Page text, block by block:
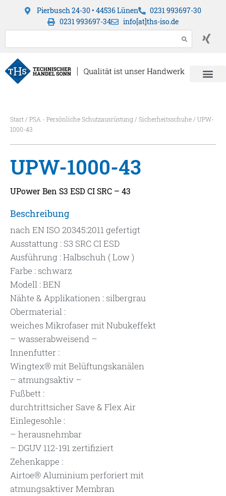
Pierbusch 24-30 • 44536 Lünen
0231 993697-30
0231 993697-34
info[at]ths-iso.de
Start/ PSA - Persönliche Schutzausrüstung/ Sicherheitsschuhe/ UPW-
1000-43
UPW-1000-43
UPower Ben S3 ESD CI SRC – 43
Beschreibung
nach EN ISO 20345:2011 gefertigt
Ausstattung : S3 SRC CI ESD
Ausführung : Halbschuh ( Low )
Farbe : schwarz
Modell : BEN
Nähte & Applikationen : silbergrau
Obermaterial :
weiches Mikrofaser mit Nubukeffekt
– wasserabweisend –
Innenfutter :
Wingtex® mit Belüftungskanälen
– atmungsaktiv –
Fußbett :
durchtrittsicher Save & Flex Air
Einlegesohle :
– herausnehmbar
– DGUV 112-191 zertifiziert
Zehenkappe :
Airtoe® Aluminium perforiert mit
atmungsaktiver Membran